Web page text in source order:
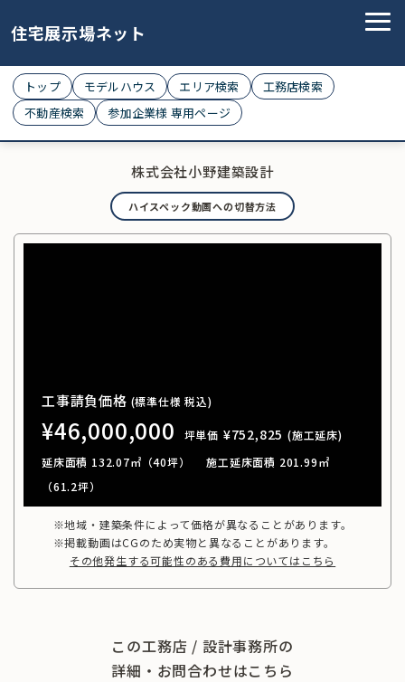
住宅展示場ネット
トップ モデルハウス エリア検索
工務店検索
不動産検索
参加企業様 専用ページ
株式会社小野建築設計
ハイスペック動画への切替方法
工事請負価格 (標準仕様 税込)
¥46,000,000 坪単価 ¥752,825 (施工延床)
延床面積 132.07㎡（40坪）
施工延床面積 201.99㎡
（61.2坪）
※地域・建築条件によって価格が異なることがあります。
※掲載動画はCGのため実物と異なることがあります。
その他発生する可能性のある費用についてはこちら
この工務店 / 設計事務所の
詳細・お問合わせはこちら